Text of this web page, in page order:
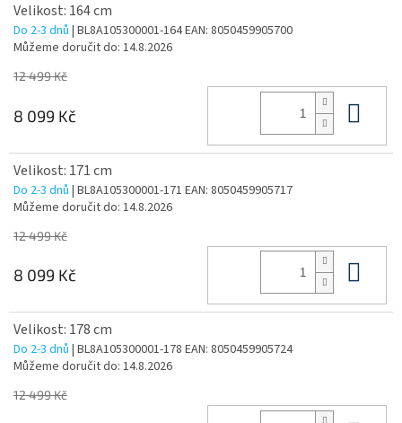
Velikost: 164 cm
Do 2-3 dnů | BL8A105300001-164EAN: 8050459905700
Můžeme doručit do: 14.8.2026
12 499 Kč
8 099 Kč
Velikost: 171 cm
Do 2-3 dnů | BL8A105300001-171 EAN: 8050459905717
Můžeme doručit do: 14.8.2026
12 499 Kč
8 099 Kč
Velikost: 178 cm
Do 2-3 dnů | BL8A105300001-178 EAN: 8050459905724
Můžeme doručit do: 14.8.2026
12 499 Kč